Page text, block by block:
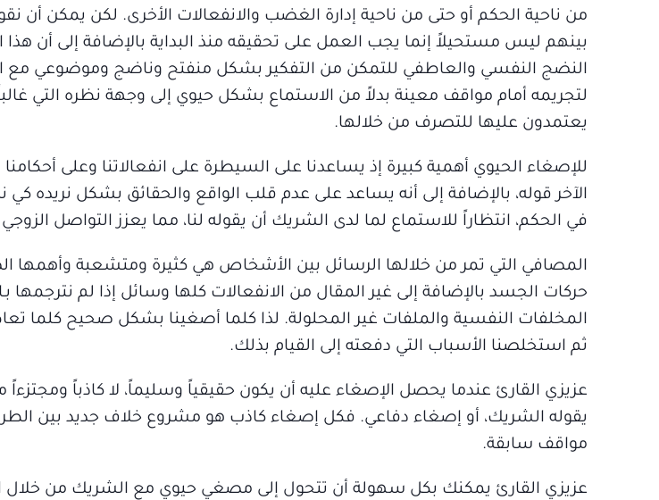
من ناحية الحكم أو حتى من ناحية إدارة الغضب والانفعالات الأخرى. لكن يمكن أن
بينهم ليس مستحيلاً إنما يجب العمل على تحقيقه منذ البداية بالإضافة إلى أن هذا
النضج النفسي والعاطفي للتمكن من التفكير بشكل منفتح وناضج وموضوعي مع
لتجريمه أمام مواقف معينة بدلاً من الاستماع بشكل حيوي إلى وجهة نظره التي
يعتمدون عليها للتصرف من خلالها.
للإصغاء الحيوي أهمية كبيرة إذ يساعدنا على السيطرة على انفعالاتنا وعلى
الآخر قوله، بالإضافة إلى أنه يساعد على عدم قلب الواقع والحقائق بشكل نريده كي
في الحكم، انتظاراً للاستماع لما لدى الشريك أن يقوله لنا، مما يعزز التواصل
المصافي التي تمر من خلالها الرسائل بين الأشخاص هي كثيرة ومتشعبة وأهمها
حركات الجسد بالإضافة إلى غير المقال من الانفعالات كلها وسائل إذا لم نترجمها
المخلفات النفسية والملفات غير المحلولة. لذا كلما أصغينا بشكل صحيح كلما
ثم استخلصنا الأسباب التي دفعته إلى القيام بذلك.
عزيزي القارئ عندما يحصل الإصغاء عليه أن يكون حقيقياً وسليماً، لا كاذباً
يقوله الشريك، أو إصغاء دفاعي. فكل إصغاء كاذب هو مشروع خلاف جديد بين
مواقف سابقة.
عزيزي القارئ يمكنك بكل سهولة أن تتحول إلى مصغي حيوي مع الشريك من خلال